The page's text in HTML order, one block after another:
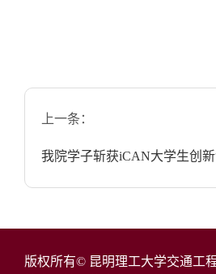
上一条：
我院学子斩获iCAN大学生创
版权所有© 昆明理工大学交通工